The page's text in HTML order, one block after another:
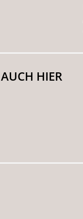
HIER